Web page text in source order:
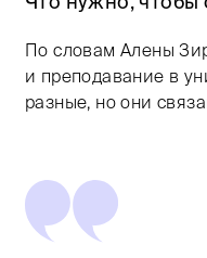
По словам Алены
и преподавание в
разные, но они